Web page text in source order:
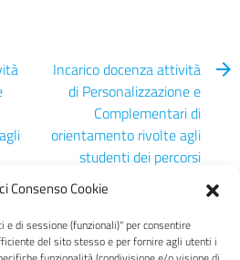
Consenso Cookie
di sessione (funzionali)" per consentire
del sito stesso e per fornire agli utenti i
Incarico docenza attività
di Personalizzazione e
Complementari di
orientamento rivolte agli
studenti dei percorsi
dell’Obbligo formativo